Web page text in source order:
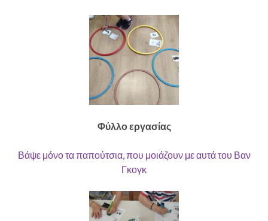
Φύλλο εργασίας
Βάψε μόνο τα παπούτσια, που μοιάζουν με αυτά του Βαν
Γκογκ